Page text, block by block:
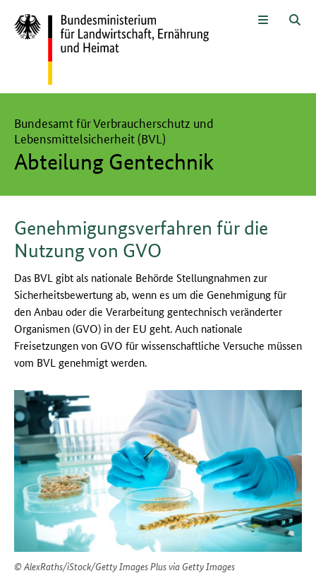
Menü
Abteilung Gentechnik
Bundesamt für Verbraucherschutz und
Lebensmittelsicherheit (BVL)
Genehmigungsverfahren für die
Nutzung von GVO
Das BVL gibt als nationale Behörde Stellungnahmen zur
Sicherheitsbewertung ab, wenn es um die Genehmigung für
den Anbau oder die Verarbeitung gentechnisch veränderter
Organismen (GVO) in der EU geht. Auch nationale
Freisetzungen von GVO für wissenschaftliche Versuche müssen
vom BVL genehmigt werden.
© AlexRaths/iStock/Getty Images Plus via Getty Images